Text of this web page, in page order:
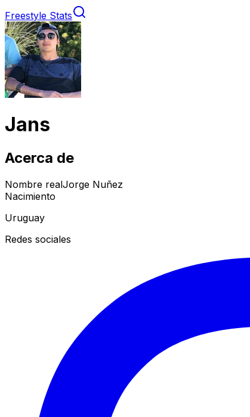
Freestyle Stats
Jans
Acerca de
Nombre realJorge Nuñez
Nacimiento
Uruguay
Redes sociales